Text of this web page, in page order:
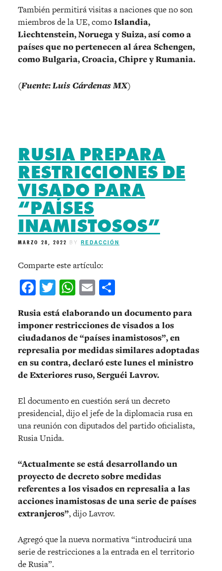
También permitirá visitas a naciones que no son
miembros de la UE, comoIslandia,
Liechtenstein, Noruega y Suiza, así como a
países que no pertenecen al área Schengen,
como Bulgaria, Croacia, Chipre y Rumania.
(Fuente: Luis Cárdenas MX)
RUSIA PREPARA
RESTRICCIONES DE
VISADO PARA
“PAÍSES
INAMISTOSOS”
MARZO 28, 2022 BY REDACCIÓN
Comparte este artículo:
Facebook
Twitter
WhatsApp
Email
Rusia está elaborando un documento para
imponer restricciones de visados a los
ciudadanos de “países inamistosos”, en
represalia por medidas similares adoptadas
en su contra, declaró este lunes el ministro
de Exteriores ruso, Serguéi Lavrov.
El documento en cuestión será un decreto
presidencial, dijo el jefe de la diplomacia rusa en
una reunión con diputados del partido oficialista,
Rusia Unida.
“Actualmente se está desarrollando un
proyecto de decreto sobre medidas
referentes a los visados en represalia a las
acciones inamistosas de una serie de países
extranjeros”, dijo Lavrov.
Agregó que la nueva normativa “introducirá una
serie de restricciones a la entrada en el territorio
de Rusia”.